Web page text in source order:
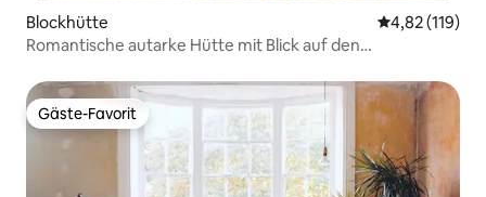
Blockhütte
4,82 (119)
Romantische autarke Hütte mit Blick auf den
Gäste-Favorit
Gäste-Favorit